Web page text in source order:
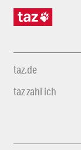
taz.de
taz zahl ich